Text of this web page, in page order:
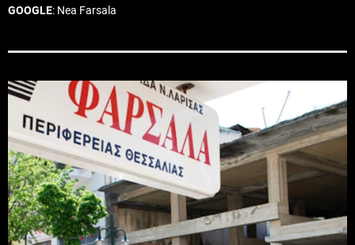
GOOGLE: Nea Farsala